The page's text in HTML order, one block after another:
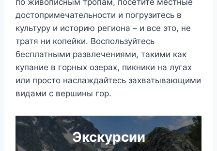
по живописным тропам, посетите местные
достопримечательности и погрузитесь в
культуру и историю региона – и все это, не
тратя ни копейки. Воспользуйтесь
бесплатными развлечениями, такими как
купание в горных озерах, пикники на лугах
или просто наслаждайтесь захватывающими
видами с вершины гор.
Экскурсии